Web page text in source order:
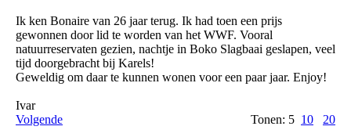
Ik ken Bonaire van 26 jaar terug. Ik had toen een prijs
gewonnen door lid te worden van het WWF. Vooral
natuurreservaten gezien, nachtje in Boko Slagbaai geslapen, veel
tijd doorgebracht bij Karels!
Geweldig om daar te kunnen wonen voor een paar jaar. Enjoy!
Ivar
Volgende
Tonen: 5 10 20